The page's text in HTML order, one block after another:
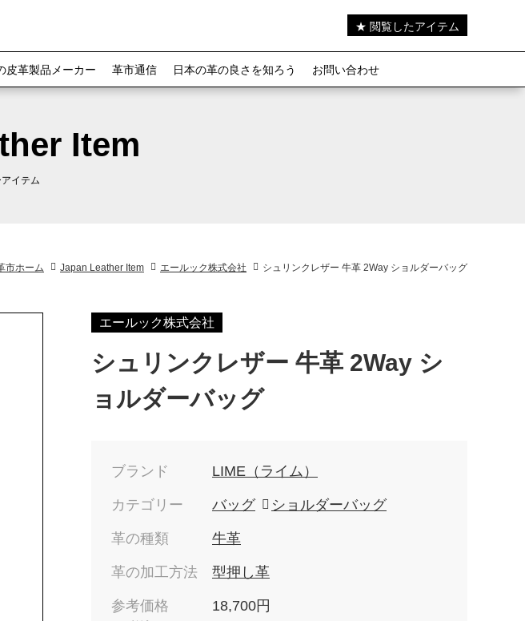
★ 閲覧したアイテム
皮革製品メーカー 革市通信 日本の革の良さを知ろう お問い合わせ
Item
イテム
市ホーム Japan Leather Item エールック株式会社 シュリンクレザー 牛革 2Way ショルダーバッグ
エールック株式会社
シュリンクレザー 牛革 2Way シ
ョルダーバッグ
ブランド LIME（ライム）
カテゴリー バッグ ショルダーバッグ
革の種類 牛革
革の加工方法 型押し革
参考価格
18,700円